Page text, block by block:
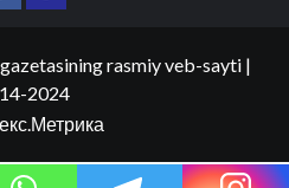
rasmiy veb-sayti |
2024